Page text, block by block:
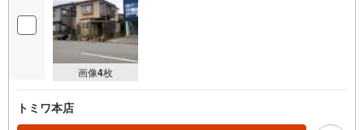
画像4枚
トミワ本店